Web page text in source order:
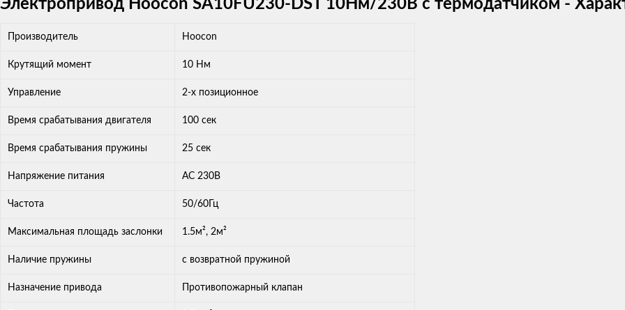
Электропривод Hoocon SA10FU230-DST 10Нм/230В с термодатчиком -
Производитель Hoocon
Крутящий момент 10 Нм
Управление 2-х позиционное
Время срабатывания двигателя 100 сек
Время срабатывания пружины 25 сек
Напряжение питания AC 230В
Частота 50/60Гц
Максимальная площадь заслонки 1.5м², 2м²
Наличие пружины с возвратной пружиной
Назначение привода Противопожарный клапан